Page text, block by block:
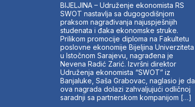
BIJELJINA – Udruženje ekonomista RS
SWOT nastavlja sa dugogodišnjom
praksom nagrađivanja najuspješnijih
studenata i đaka ekonomske struke.
Prilikom promocije diploma na Fakultetu
poslovne ekonomije Bijeljina Univerziteta
u Istočnom Sarajevu, nagrađena je
Nevena Radić Zarić. Izvršni direktor
Udruženja ekonomista “SWOT” iz
Banjaluke, Saša Grabovac, naglasio je da
ova nagrada dolazi zahvaljujući odličnoj
saradnji sa partnerskom kompanijom […]